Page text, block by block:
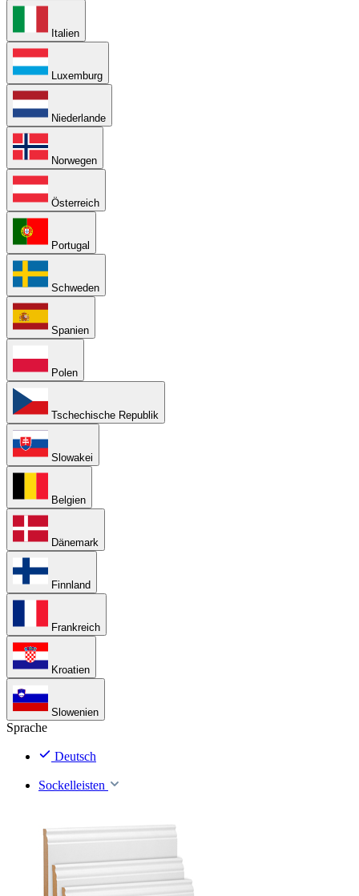
Italien
Luxemburg
Niederlande
Norwegen
Österreich
Portugal
Schweden
Spanien
Polen
Tschechische Republik
Slowakei
Belgien
Dänemark
Finnland
Frankreich
Kroatien
Slowenien
Sprache
Deutsch
Sockelleisten